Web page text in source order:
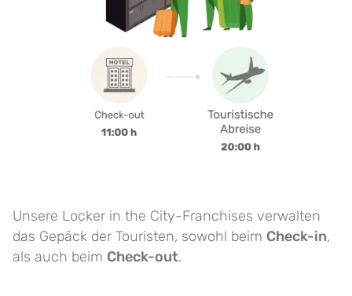
Unsere Locker in the City-Franchises verwalten
das Gepäck der Touristen, sowohl beim Check-in,
als auch beim Check-out.